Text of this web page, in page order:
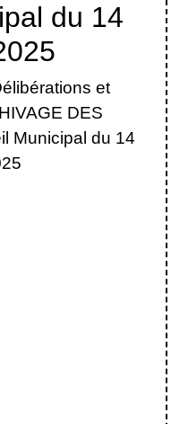
du 14
et
DES
Municipal du 14